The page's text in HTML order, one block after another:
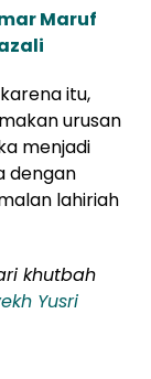
Maruf
itu,
urusan
menjadi
dengan
lahiriah
khutbah
Yusri